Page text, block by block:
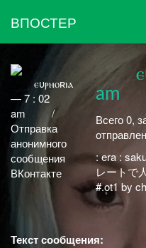
ВПОСТЕР
Всего 0,
ㅤㅤㅤㅤㅤㅤ:
レートで人
#.ot1 by
Текст сообщения: